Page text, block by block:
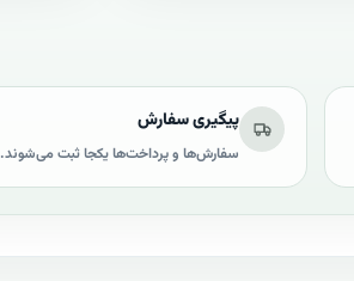
پیگیری سفارش
سفارش‌ها و پرداخت‌ها یکجا ثبت می‌شوند.